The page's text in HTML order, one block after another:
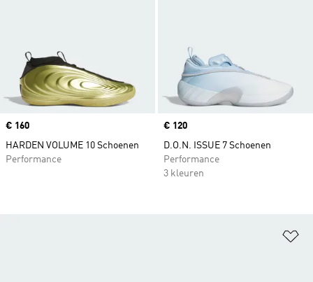
Price
€ 160
HARDEN VOLUME 10 Schoenen
Performance
Price
€ 120
D.O.N. ISSUE 7 Schoenen
Performance
3 kleuren